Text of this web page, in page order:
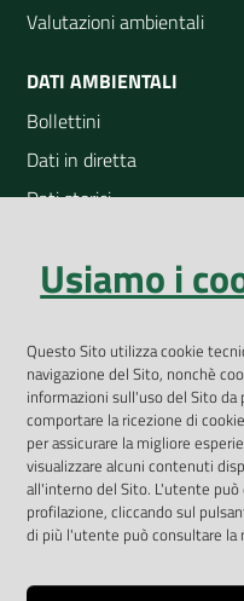
Valutazioni ambientali
DATI AMBIENTALI
Bollettini
Dati in diretta
Dati storici
Open Data
App Arpav
Rapporti regionali annuali
Le Infografiche
Dispenser dati
Vai alla pagina
Usiamo i
Questo Sito utilizza cookie
navigazione del Sito, nonchè
informazioni sull'uso del Sito
comportare la ricezione di
per assicurare la migliore
visualizzare alcuni contenuti
all'interno del Sito. L'utente
profilazione, cliccando sul
di più l'utente può consultare la